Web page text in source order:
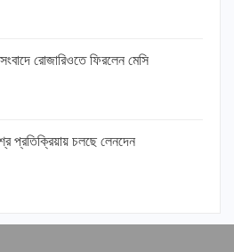
রোজারিওতে ফিরলেন মেসি
প্রতিক্রিয়ায় চলছে লেনদেন